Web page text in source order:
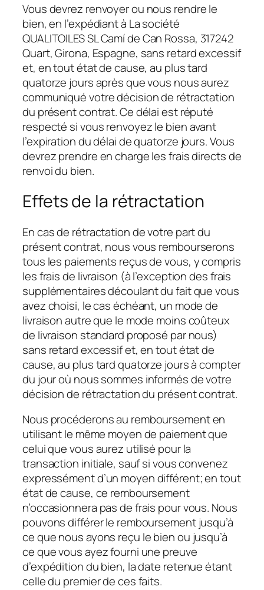
Vous devrez renvoyer ou nous rendre le
bien, en l’expédiant à La société
QUALITOILES SL Camí de Can Rossa, 317242
Quart, Girona, Espagne, sans retard excessif
et, en tout état de cause, au plus tard
quatorze jours après que vous nous aurez
communiqué votre décision de rétractation
du présent contrat. Ce délai est réputé
respecté si vous renvoyez le bien avant
l’expiration du délai de quatorze jours. Vous
devrez prendre en charge les frais directs de
renvoi du bien.
Effets de la rétractation
En cas de rétractation de votre part du
présent contrat, nous vous rembourserons
tous les paiements reçus de vous, y compris
les frais de livraison (à l’exception des frais
supplémentaires découlant du fait que vous
avez choisi, le cas échéant, un mode de
livraison autre que le mode moins coûteux
de livraison standard proposé par nous)
sans retard excessif et, en tout état de
cause, au plus tard quatorze jours à compter
du jour où nous sommes informés de votre
décision de rétractation du présent contrat.
Nous procéderons au remboursement en
utilisant le même moyen de paiement que
celui que vous aurez utilisé pour la
transaction initiale, sauf si vous convenez
expressément d’un moyen différent; en tout
état de cause, ce remboursement
n’occasionnera pas de frais pour vous. Nous
pouvons différer le remboursement jusqu’à
ce que nous ayons reçu le bien ou jusqu’à
ce que vous ayez fourni une preuve
d’expédition du bien, la date retenue étant
celle du premier de ces faits.